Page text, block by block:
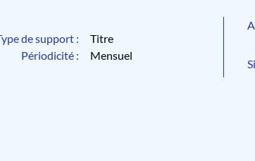
de support :
Titre
Périodicité :
Mensuel